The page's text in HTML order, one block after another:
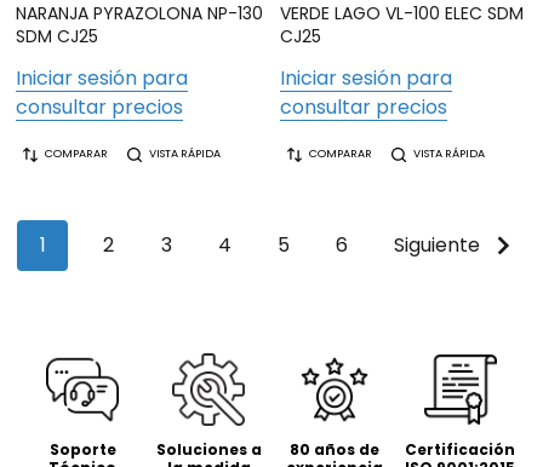
NARANJA PYRAZOLONA NP-130
SDM CJ25
Iniciar sesión para
consultar precios
COMPARAR VISTA RÁPIDA
VERDE LAGO VL-100 ELEC SDM
CJ25
Iniciar sesión para
consultar precios
COMPARAR VISTA RÁPIDA
1 2 3 4 5 6 Siguiente
Soporte
Soluciones a
80 años de
Certificación